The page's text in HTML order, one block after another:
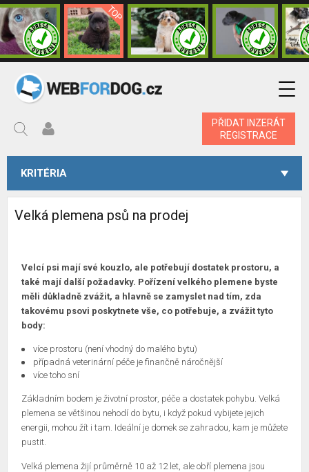
PŘIDAT INZERÁT
REGISTRACE
KRITÉRIA
Velká plemena psů na prodej
Velcí psi mají své kouzlo, ale potřebují dostatek prostoru, a
také mají další požadavky. Pořízení velkého plemene byste
měli důkladně zvážit, a hlavně se zamyslet nad tím, zda
takovému psovi poskytnete vše, co potřebuje, a zvážit tyto
body:
více prostoru (není vhodný do malého bytu)
případná veterinární péče je finančně náročnější
více toho sní
Základním bodem je životní prostor, péče a dostatek pohybu. Velká
plemena se většinou nehodí do bytu, i když pokud vybijete jejich
energii, mohou žít i tam. Ideální je domek se zahradou, kam je můžete
pustit.
Velká plemena žijí průměrně 10 až 12 let, ale obří plemena jsou